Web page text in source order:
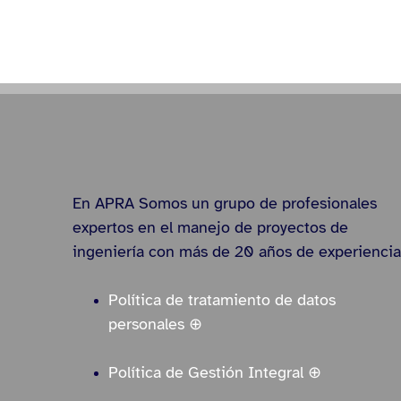
En APRA Somos un grupo de profesionales
expertos en el manejo de proyectos de
ingeniería con más de 20 años de
Política de tratamiento de datos
personales ⊕
Política de Gestión Integral ⊕